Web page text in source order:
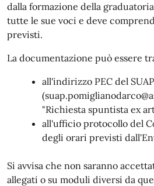
dalla formazione della
tutte le sue voci e deve
previsti.
La documentazione può essere
all'indirizzo PEC del SUAP
"Richiesta spuntista ex
all'ufficio protocollo del
degli orari previsti
Si avvisa che non saranno
allegati o su moduli diversi da